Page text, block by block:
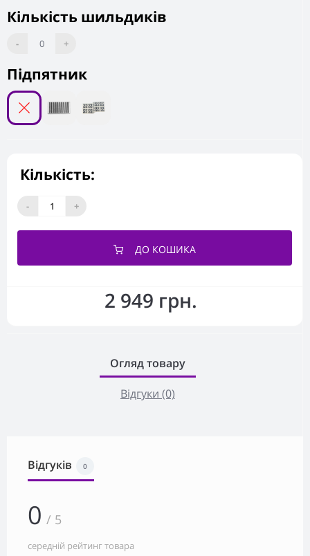
2 949 грн.
Підпятник
Кількість шильдиків
- 0 +
Кількість:
- +
ДО КОШИКА
Огляд товару
Відгуки (0)
Відгуків 0
0 / 5
середній рейтинг товара